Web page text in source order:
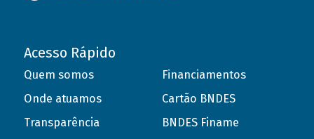
Acesso Rápido
Quem somos
Onde atuamos
Transparência
Financiamentos
Cartão BNDES
BNDES Finame